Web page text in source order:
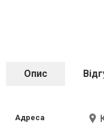
Опис
Адреса